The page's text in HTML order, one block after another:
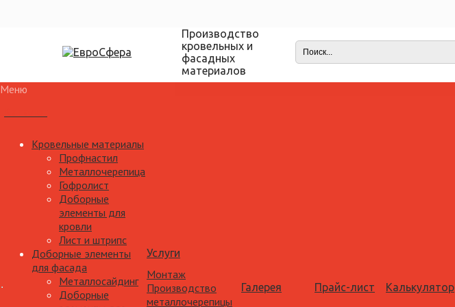
Производство
кровельных и
фасадных
материалов
Меню
Кровельные материалы
Профнастил
Металлочерепица
Гофролист
Доборные
элементы для
кровли
Лист и штрипс
Доборные элементы
для фасада
Металлосайдинг
Доборные
Услуги
Монтаж
Производство
металлочерепицы
Галерея Прайс-лист Калькулятор